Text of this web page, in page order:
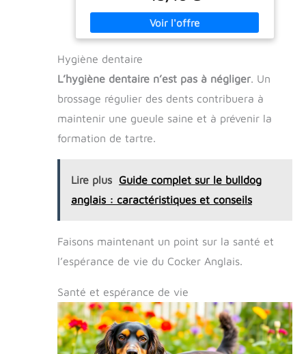
Patience, Attention), adapté aux besoins
spécifiques des animaux. FORMAT : Compte-
alimentaire pour animaux de compagnie,
FACILE À UTILISER : Ajoutez 4 gouttes à une
friandise, un aliment ou dans l’eau, à
renouveler jusqu’à 6 fois par jour si
nécessaire. RESCUE, L’EXPERT SÉRÉNITÉ AUX
RESCUE est composé de 5 Fleurs de Bach
création.
Hygiène dentaire
L’hygiène dentaire n’est pas à négliger. Un
brossage régulier des dents contribuera à
maintenir une gueule saine et à prévenir la
formation de tartre.
Lire plus
Guide complet sur le bulldog
anglais : caractéristiques et conseils
Faisons maintenant un point sur la santé et
l’espérance de vie du Cocker Anglais.
Santé et espérance de vie